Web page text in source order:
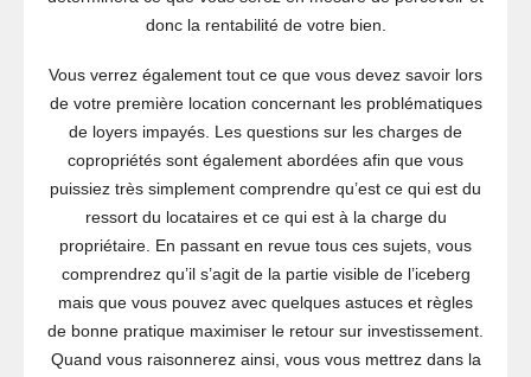
donc la rentabilité de votre bien.
Vous verrez également tout ce que vous devez savoir lors
de votre première location concernant les problématiques
de loyers impayés. Les questions sur les charges de
copropriétés sont également abordées afin que vous
puissiez très simplement comprendre qu’est ce qui est du
ressort du locataires et ce qui est à la charge du
propriétaire. En passant en revue tous ces sujets, vous
comprendrez qu’il s’agit de la partie visible de l’iceberg
mais que vous pouvez avec quelques astuces et règles
de bonne pratique maximiser le retour sur investissement.
Quand vous raisonnerez ainsi, vous vous mettrez dans la